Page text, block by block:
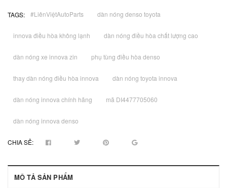
TAGS: #LiênViệtAutoParts dàn nóng denso toyota
innova điều hòa không lạnh dàn nóng điều hòa chất lượng cao
dàn nóng xe innova zin phụ tùng điều hòa denso
thay dàn nóng điều hòa innova dàn nóng toyota innova
dàn nóng innova chính hãng mã DI4477705060
dàn nóng innova denso
CHIA SẺ:
MÔ TẢ SẢN PHẨM